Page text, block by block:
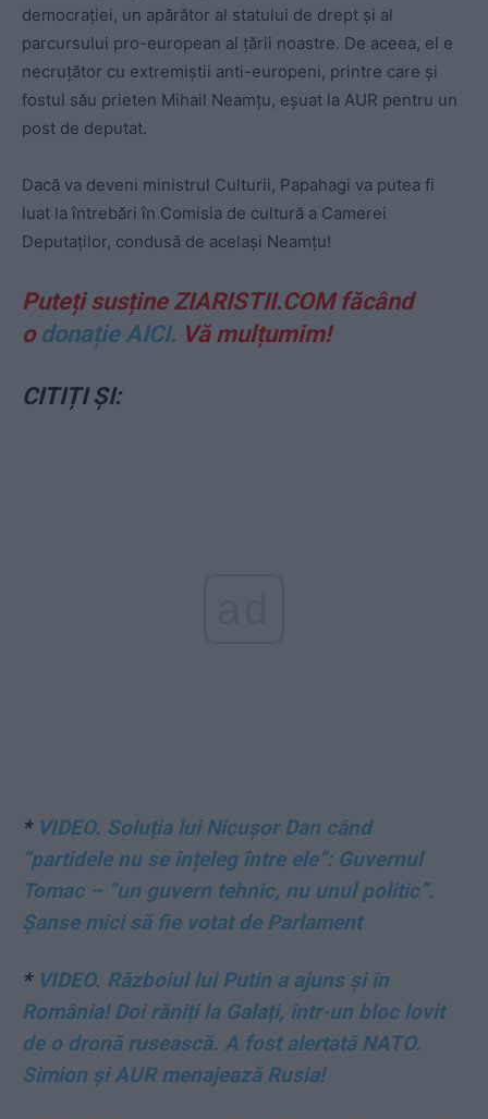
democrației, un apărător al statului de drept și al
parcursului pro-european al țării noastre. De aceea, el e
necruțător cu extremiștii anti-europeni, printre care și
fostul său prieten Mihail Neamțu, eșuat la AUR pentru un
post de deputat.
Dacă va deveni ministrul Culturii, Papahagi va putea fi
luat la întrebări în Comisia de cultură a Camerei
Deputaților, condusă de același Neamțu!
Puteți susține ZIARISTII.COM făcând
o donație AICI. Vă mulțumim!
CITIȚI ȘI:
* VIDEO. Soluția lui Nicușor Dan când
”partidele nu se înțeleg între ele”: Guvernul
Tomac – ”un guvern tehnic, nu unul politic”.
Șanse mici să fie votat de Parlament
* VIDEO. Războiul lui Putin a ajuns și în
România! Doi răniți la Galați, într-un bloc lovit
de o dronă rusească. A fost alertată NATO.
Simion și AUR menajează Rusia!